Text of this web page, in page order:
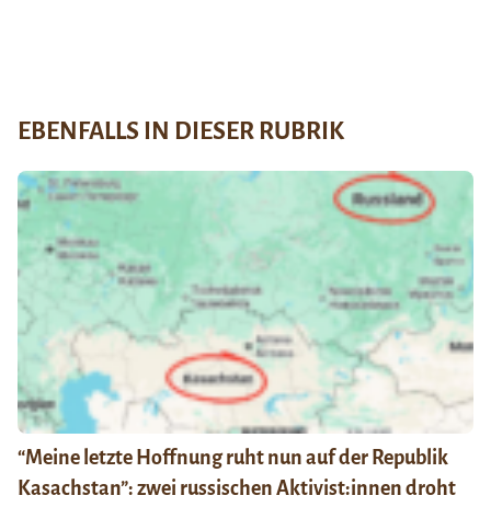
EBENFALLS IN DIESER RUBRIK
“Meine letzte Hoffnung ruht nun auf der Republik
Kasachstan”: zwei russischen Aktivist:innen droht